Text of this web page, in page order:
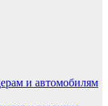
и автомобилям